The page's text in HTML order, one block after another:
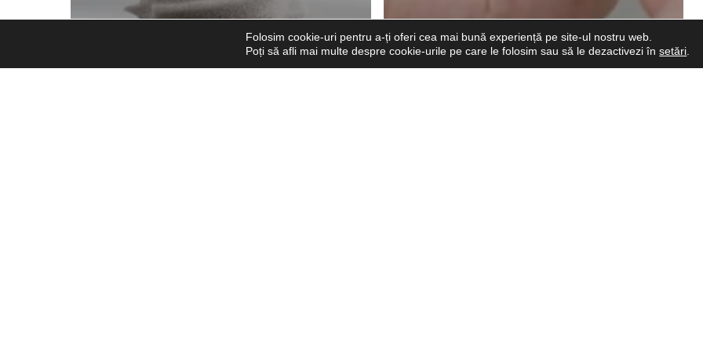
Folosim cookie-uri pentru a-ți oferi cea mai bună experiență pe site-ul nostru web.
Poți să afli mai multe despre cookie-urile pe care le folosim sau să le dezactivezi însetări